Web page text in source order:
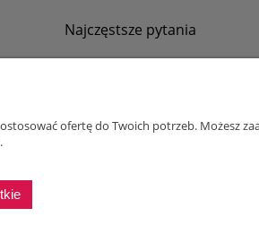
Najczęstsze pytania
ofertę do Twoich potrzeb. Możesz